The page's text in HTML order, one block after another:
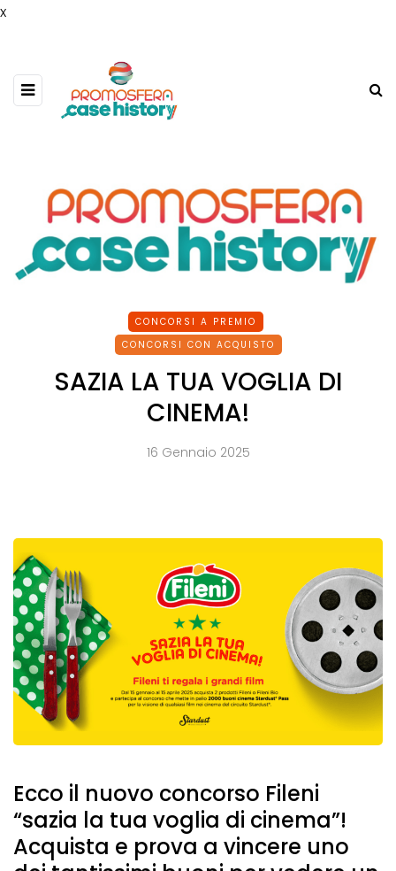
x
CONCORSI A PREMIO
CONCORSI CON ACQUISTO
SAZIA LA TUA VOGLIA DI
CINEMA!
16 Gennaio 2025
Ecco il nuovo concorso Fileni
“sazia la tua voglia di cinema”!
Acquista e prova a vincere uno